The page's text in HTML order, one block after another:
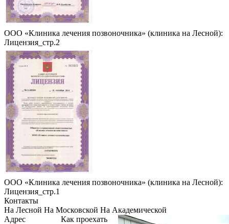
ООО «Клиника лечения позвоночника» (клиника на Лесной):
Лицензия_стр.2
ООО «Клиника лечения позвоночника» (клиника на Лесной):
Лицензия_стр.1
Контакты
На Лесной На Московской На Академической
Адрес
Как проехать